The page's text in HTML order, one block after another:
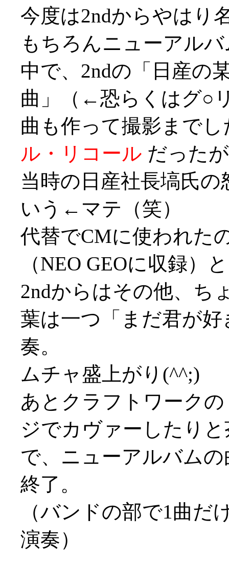
今度は2ndからやはり
もちろんニューアル
中で、2ndの「日産の
曲」（←恐らくはグ○
曲も作って撮影まで
ル・リコール だった
当時の日産社長塙氏
いう←マテ（笑）
代替でCMに使われた
（NEO GEOに収録）
2ndからはその他、ち
葉は一つ「まだ君が
奏。
ムチャ盛上がり(^^;)
あとクラフトワーク
ジでカヴァーしたり
で、ニューアルバム
終了。
（バンドの部で1曲だ
演奏）